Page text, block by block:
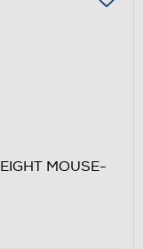
MOUSE-